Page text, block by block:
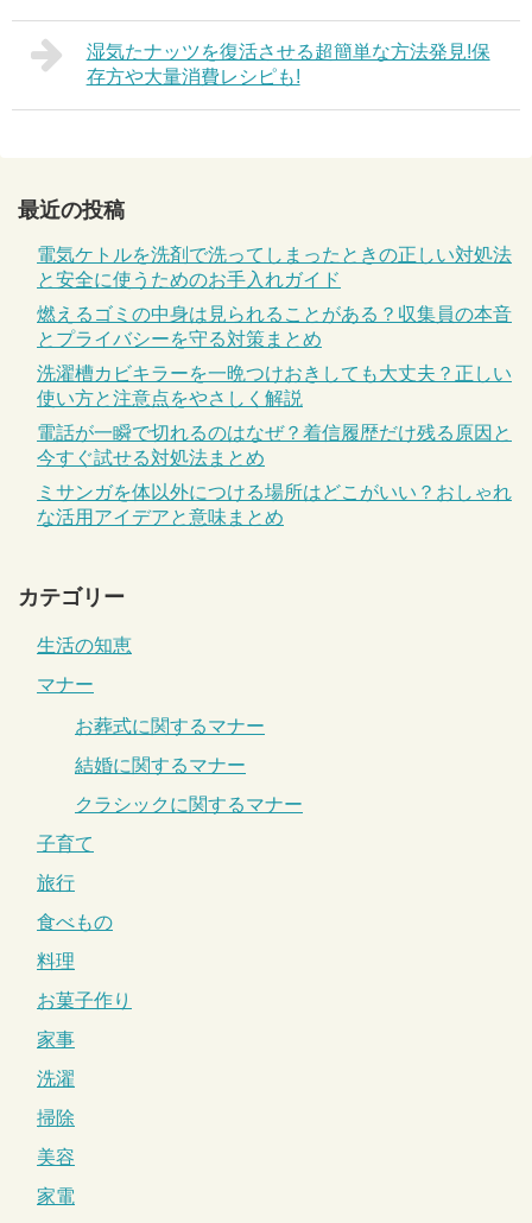
湿気たナッツを復活させる超簡単な方法発見!保
存方や大量消費レシピも!
最近の投稿
電気ケトルを洗剤で洗ってしまったときの正しい対処法
と安全に使うためのお手入れガイド
燃えるゴミの中身は見られることがある？収集員の本音
とプライバシーを守る対策まとめ
洗濯槽カビキラーを一晩つけおきしても大丈夫？正しい
使い方と注意点をやさしく解説
電話が一瞬で切れるのはなぜ？着信履歴だけ残る原因と
今すぐ試せる対処法まとめ
ミサンガを体以外につける場所はどこがいい？おしゃれ
な活用アイデアと意味まとめ
カテゴリー
生活の知恵
マナー
お葬式に関するマナー
結婚に関するマナー
クラシックに関するマナー
子育て
旅行
食べもの
料理
お菓子作り
家事
洗濯
掃除
美容
家電